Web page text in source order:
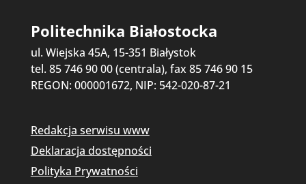
Politechnika Białostocka
ul. Wiejska 45A, 15-351 Białystok
tel. 85 746 90 00 (centrala), fax 85 746 90 15
REGON: 000001672, NIP: 542-020-87-21
Redakcja serwisu www
Deklaracja dostępności
Polityka Prywatności